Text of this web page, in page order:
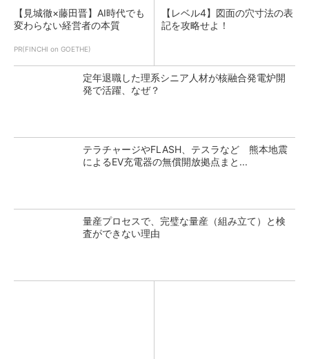
【見城徹×藤田晋】AI時代でも
変わらない経営者の本質
PR(FINCHI on GOETHE)
【レベル4】図面の穴寸法の表
記を攻略せよ！
定年退職した理系シニア人材が核融合発電炉開
発で活躍、なぜ？
テラチャージやFLASH、テスラなど 熊本地震
によるEV充電器の無償開放拠点まと...
量産プロセスで、完璧な量産（組み立て）と検
査ができない理由